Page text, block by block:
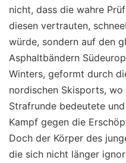
nicht, dass die wahre
diesen vertrauten,
würde, sondern auf den
Asphaltbändern
Winters, geformt durch
nordischen Skisports, wo
Strafrunde bedeutete
Kampf gegen die
Doch der Körper des
die sich nicht länger